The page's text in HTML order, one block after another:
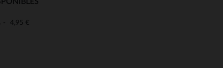
de privacidad, garantizando el cumplimiento de las
4,95 €